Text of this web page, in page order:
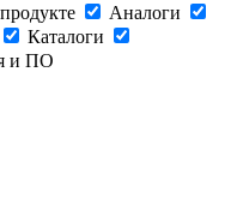
Аналоги
Каталоги
и ПО